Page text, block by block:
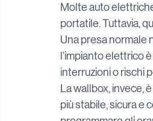
Molte auto
portatile. Tuttavia,
Una presa normale
l’impianto elettrico
interruzioni o rischi
La wallbox, invece,
più stabile, sicura e